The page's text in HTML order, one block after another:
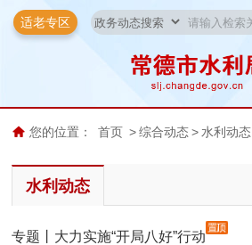
适老专区
您的位置： 首页 > 综合动态 > 水利动态
水利动态
专题丨大力实施“开局八好”行动